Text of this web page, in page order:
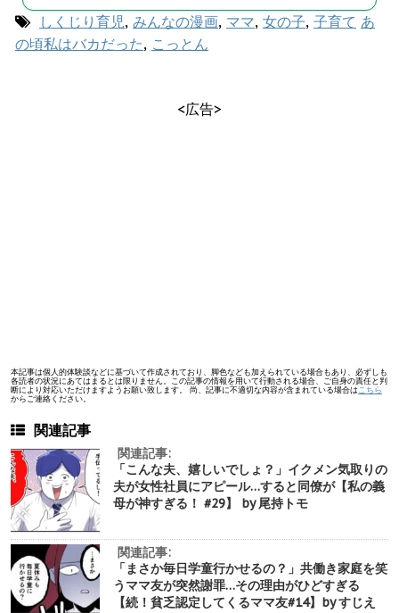
しくじり育児, みんなの漫画, ママ, 女の子, 子育て あ
の頃私はバカだった, こっとん
<広告>
本記事は個人的体験談などに基づいて作成されており、脚色なども加えられている場合もあり、必ずしも
各読者の状況にあてはまるとは限りません。この記事の情報を用いて行動される場合、ご自身の責任と判
断により対応いただけますようお願い致します。 尚、記事に不適切な内容が含まれている場合はこちら
からご連絡ください。
関連記事
関連記事:
「こんな夫、嬉しいでしょ？」イクメン気取りの
夫が女性社員にアピール…すると同僚が【私の義
母が神すぎる！ #29】 by 尾持トモ
関連記事:
「まさか毎日学童行かせるの？」共働き家庭を笑
うママ友が突然謝罪…その理由がひどすぎる
【続！貧乏認定してくるママ友#14】by すじえ